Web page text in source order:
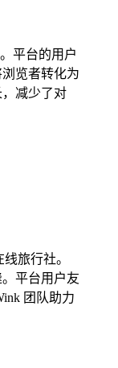
平台的用户
览者转化为
减少了对
旅行社。
平台用户友
团队助力